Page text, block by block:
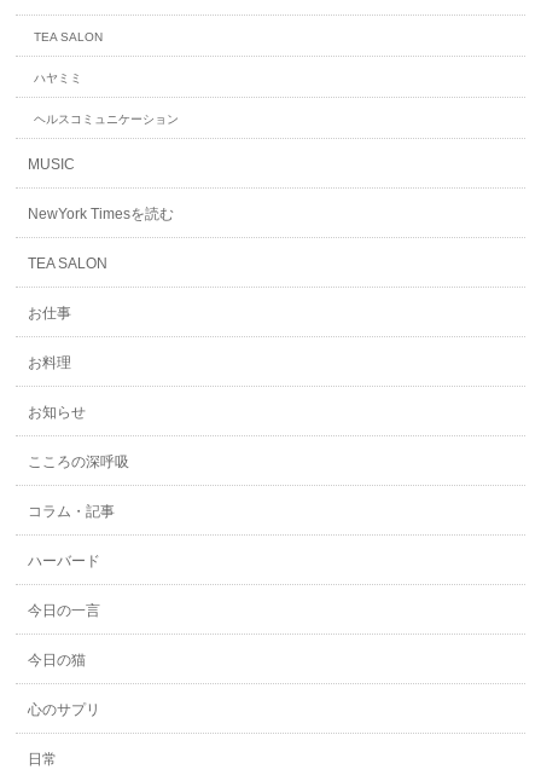
TEA SALON
ハヤミミ
ヘルスコミュニケーション
MUSIC
NewYork Timesを読む
TEA SALON
お仕事
お料理
お知らせ
こころの深呼吸
コラム・記事
ハーバード
今日の一言
今日の猫
心のサプリ
日常